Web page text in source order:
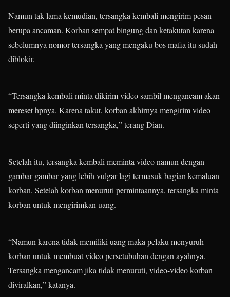
Namun tak lama kemudian, tersangka kembali mengirim pesan
berupa ancaman. Korban sempat bingung dan ketakutan karena
sebelumnya nomor tersangka yang mengaku bos mafia itu sudah
diblokir.
“Tersangka kembali minta dikirim video sambil mengancam akan
mereset hpnya. Karena takut, korban akhirnya mengirim video
seperti yang diinginkan tersangka,” terang Dian.
Setelah itu, tersangka kembali meminta video namun dengan
gambar-gambar yang lebih vulgar lagi termasuk bagian kemaluan
korban. Setelah korban menuruti permintaannya, tersangka minta
korban untuk mengirimkan uang.
“Namun karena tidak memiliki uang maka pelaku menyuruh
korban untuk membuat video persetubuhan dengan ayahnya.
Tersangka mengancam jika tidak menuruti, video-video korban
diviralkan,” katanya.